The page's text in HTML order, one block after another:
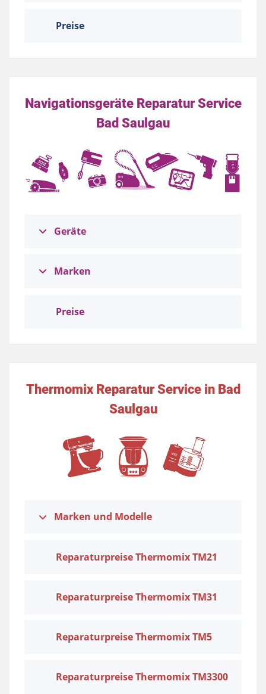
Preise
Navigationsgeräte Reparatur Service
Bad Saulgau
Geräte
Marken
Preise
Thermomix Reparatur Service in Bad
Saulgau
Marken und Modelle
Reparaturpreise Thermomix TM21
Reparaturpreise Thermomix TM31
Reparaturpreise Thermomix TM5
Reparaturpreise Thermomix TM3300